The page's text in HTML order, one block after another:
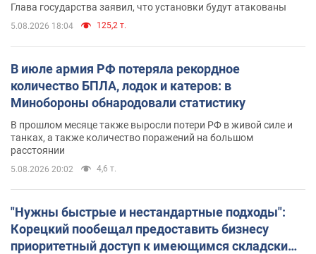
Глава государства заявил, что установки будут атакованы
5.08.2026 18:04 125,2 т.
В июле армия РФ потеряла рекордное
количество БПЛА, лодок и катеров: в
Минобороны обнародовали статистику
В прошлом месяце также выросли потери РФ в живой силе и
танках, а также количество поражений на большом
расстоянии
5.08.2026 20:02 4,6 т.
"Нужны быстрые и нестандартные подходы":
Корецкий пообещал предоставить бизнесу
приоритетный доступ к имеющимся складским